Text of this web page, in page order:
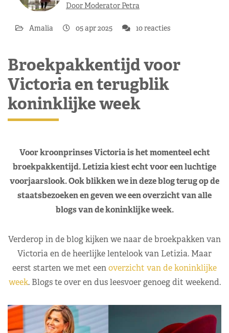
Door Moderator Petra
Amalia 05 apr 2025 10 reacties
Broekpakkentijd voor
Victoria en terugblik
koninklijke week
Voor kroonprinses Victoria is het momenteel echt
broekpakkentijd. Letizia kiest echt voor een luchtige
voorjaarslook. Ook blikken we in deze blog terug op de
staatsbezoeken en geven we een overzicht van alle
blogs van de koninklijke week.
Verderop in de blog kijken we naar de broekpakken van
Victoria en de heerlijke lentelook van Letizia. Maar
eerst starten we met eenoverzicht van de koninklijke
week. Blogs te over en dus leesvoer genoeg dit weekend.